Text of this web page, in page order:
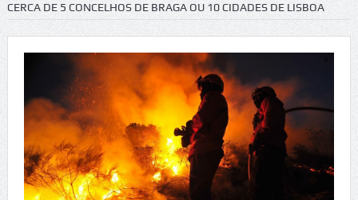
CERCA DE 5 CONCELHOS DE BRAGA OU 10 CIDADES DE LISBOA